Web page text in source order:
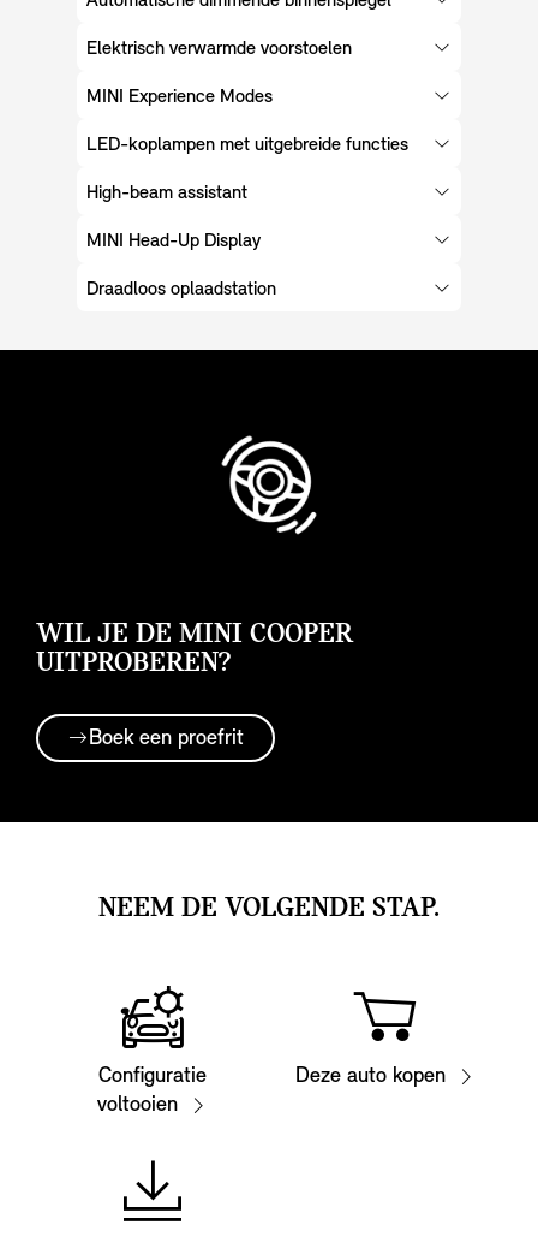
Elektrisch verwarmde voorstoelen
MINI Experience Modes
LED-koplampen met uitgebreide functies
High-beam assistant
MINI Head-Up Display
Draadloos oplaadstation
WIL JE DE MINI COOPER
UITPROBEREN?
Boek een proefrit
NEEM DE VOLGENDE STAP.
Configuratie
voltooien
Deze auto kopen